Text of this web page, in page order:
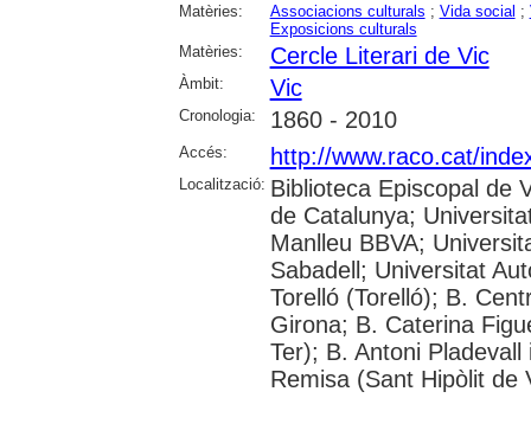
Matèries: Associacions culturals ; Vida social ;
Exposicions culturals
Matèries:
Cercle Literari de Vic
Àmbit: Vic
Cronologia: 1860 - 2010
Accés: http://www.raco.cat/
Localització: Biblioteca Episcopal de
de Catalunya;
Manlleu BBVA;
Sabadell; Universitat
Torelló (Torelló); B.
Girona; B. Caterina
Ter); B. Antoni
Remisa (Sant Hipòlit de